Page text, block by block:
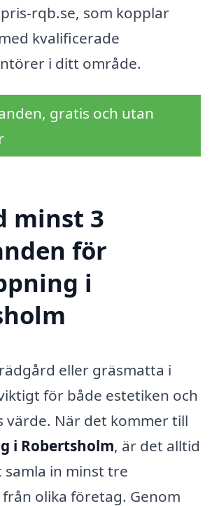
rqb.se, som kopplar
kvalificerade
i ditt område.
gratis och utan
minst 3
för
i
eller gräsmatta i
för både estetiken och
värde. När det kommer till
i Robertsholm, är det alltid
in minst tre
olika företag. Genom